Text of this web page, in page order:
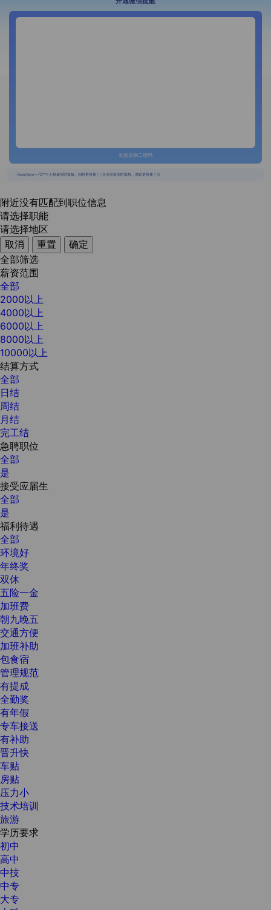
长按识别二维码
{{usertype=='2'?'个人投递实时提醒，招聘更快捷！':'企业回复实时提醒，求职更快捷！'}}
附近没有匹配到职位信息
请选择职能
请选择地区
取消
重置
确定
全部筛选
薪资范围
全部
2000以上
4000以上
6000以上
8000以上
10000以上
结算方式
全部
日结
周结
月结
完工结
急聘职位
全部
是
接受应届生
全部
是
福利待遇
全部
环境好
年终奖
双休
五险一金
加班费
朝九晚五
交通方便
加班补助
包食宿
管理规范
有提成
全勤奖
有年假
专车接送
有补助
晋升快
车贴
房贴
压力小
技术培训
旅游
学历要求
初中
高中
中技
中专
大专